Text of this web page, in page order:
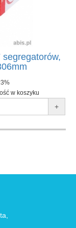
segregatorów,
w koszyku
+